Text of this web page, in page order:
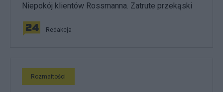
Niepokój klientów Rossmanna. Zatrute przekąski
Redakcja
Rozmaitości